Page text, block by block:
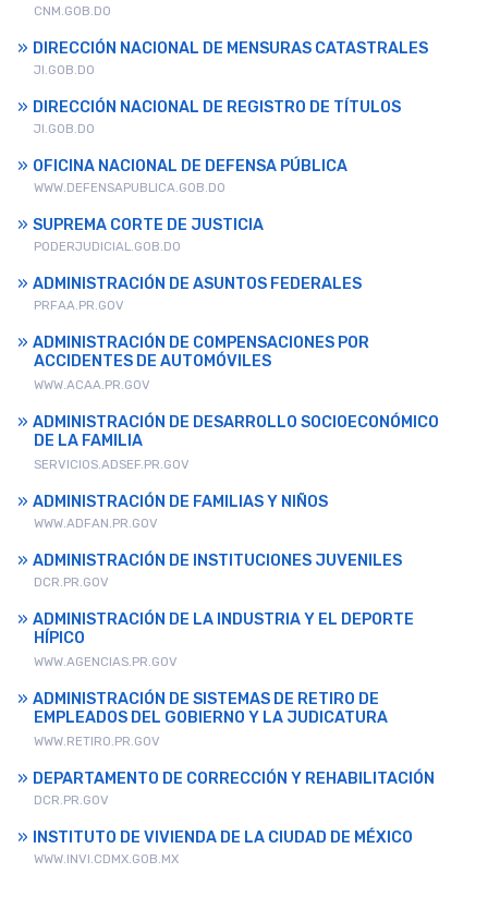
CNM.GOB.DO
DIRECCIÓN NACIONAL DE MENSURAS CATASTRALES
JI.GOB.DO
DIRECCIÓN NACIONAL DE REGISTRO DE TÍTULOS
JI.GOB.DO
OFICINA NACIONAL DE DEFENSA PÚBLICA
WWW.DEFENSAPUBLICA.GOB.DO
SUPREMA CORTE DE JUSTICIA
PODERJUDICIAL.GOB.DO
ADMINISTRACIÓN DE ASUNTOS FEDERALES
PRFAA.PR.GOV
ADMINISTRACIÓN DE COMPENSACIONES POR
ACCIDENTES DE AUTOMÓVILES
WWW.ACAA.PR.GOV
ADMINISTRACIÓN DE DESARROLLO SOCIOECONÓMICO
DE LA FAMILIA
SERVICIOS.ADSEF.PR.GOV
ADMINISTRACIÓN DE FAMILIAS Y NIÑOS
WWW.ADFAN.PR.GOV
ADMINISTRACIÓN DE INSTITUCIONES JUVENILES
DCR.PR.GOV
ADMINISTRACIÓN DE LA INDUSTRIA Y EL DEPORTE
HÍPICO
WWW.AGENCIAS.PR.GOV
ADMINISTRACIÓN DE SISTEMAS DE RETIRO DE
EMPLEADOS DEL GOBIERNO Y LA JUDICATURA
WWW.RETIRO.PR.GOV
DEPARTAMENTO DE CORRECCIÓN Y REHABILITACIÓN
DCR.PR.GOV
INSTITUTO DE VIVIENDA DE LA CIUDAD DE MÉXICO
WWW.INVI.CDMX.GOB.MX